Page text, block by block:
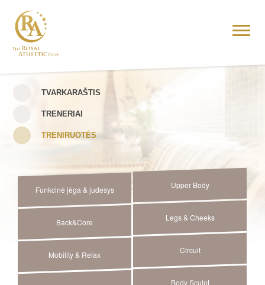
TVARKARAŠTIS
TRENERIAI
TRENIRUOTĖS
Funkcinė jėga & judesys Upper Body
Back&Core Legs & Cheeks
Mobility & Relax Circuit
Body Sculpt